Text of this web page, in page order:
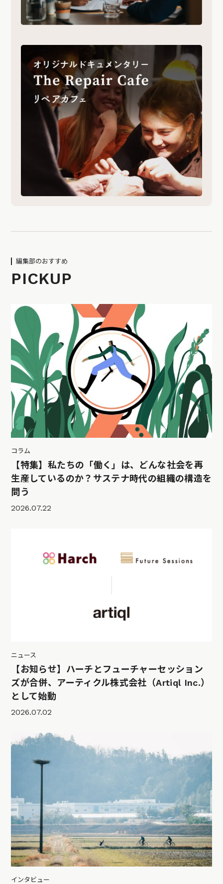
編集部のおすすめ
PICKUP
コラム
【特集】私たちの「働く」は、どんな社会を再
生産しているのか？サステナ時代の組織の構造を
問う
2026.07.22
ニュース
【お知らせ】ハーチとフューチャーセッション
ズが合併、アーティクル株式会社（Artiql Inc.）
として始動
2026.07.02
インタビュー